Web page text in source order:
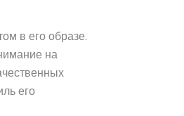
в его образе.
на
его